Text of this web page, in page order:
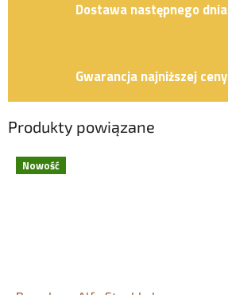
Dostawa następnego dnia
Gwarancja najniższej ceny
Produkty powiązane
Nowość